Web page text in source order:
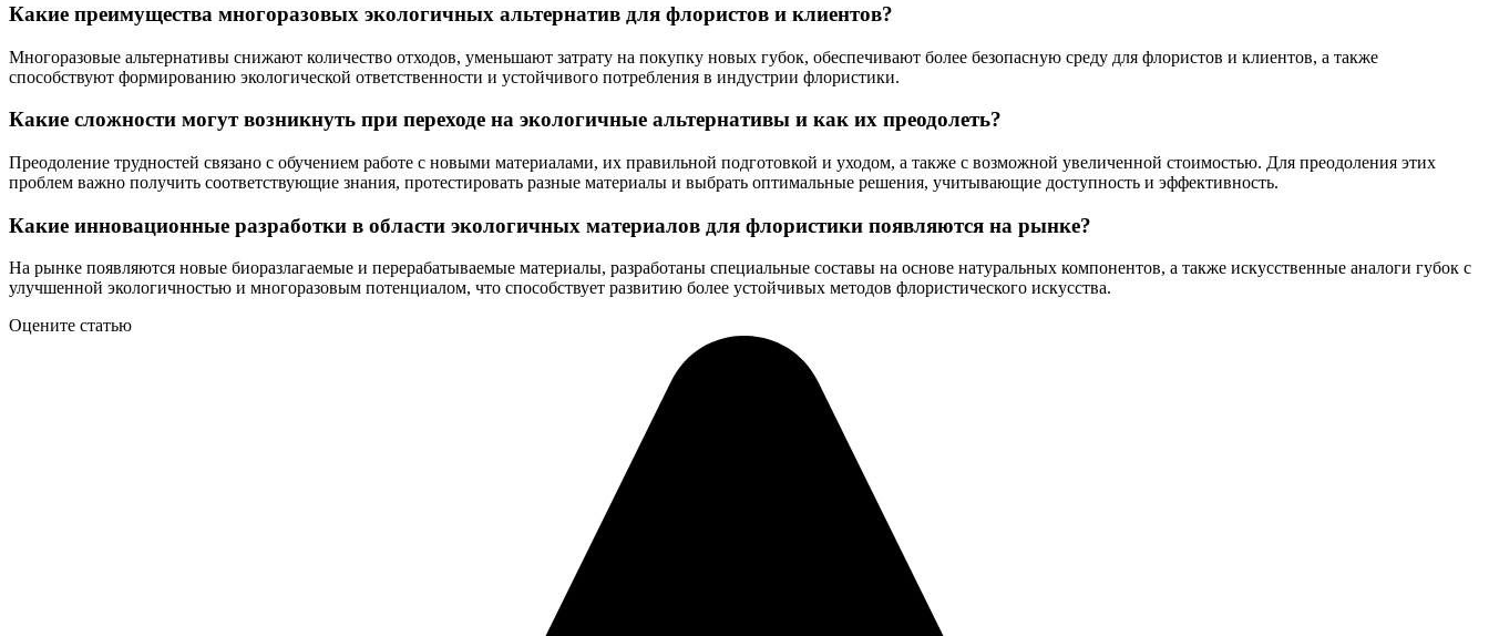
Какие преимущества многоразовых экологичных альтернатив для флористов и клиентов?
Многоразовые альтернативы снижают количество отходов, уменьшают затрату на покупку новых губок, обеспечивают более безопасную среду для флористов и клиентов, а также
способствуют формированию экологической ответственности и устойчивого потребления в индустрии флористики.
Какие сложности могут возникнуть при переходе на экологичные альтернативы и как их преодолеть?
Преодоление трудностей связано с обучением работе с новыми материалами, их правильной подготовкой и уходом, а также с возможной увеличенной стоимостью. Для преодоления этих
проблем важно получить соответствующие знания, протестировать разные материалы и выбрать оптимальные решения, учитывающие доступность и эффективность.
Какие инновационные разработки в области экологичных материалов для флористики появляются на рынке?
На рынке появляются новые биоразлагаемые и перерабатываемые материалы, разработаны специальные составы на основе натуральных компонентов, а также искусственные аналоги губок с
улучшенной экологичностью и многоразовым потенциалом, что способствует развитию более устойчивых методов флористического искусства.
Оцените статью